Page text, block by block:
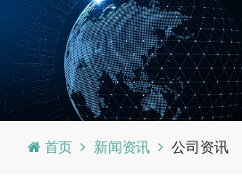
首页 新闻资讯 公司资讯